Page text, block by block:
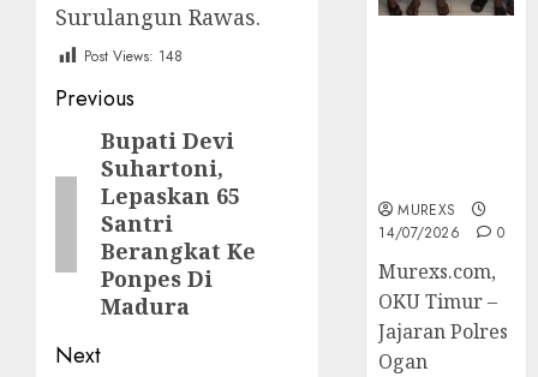
Surulangun Rawas.
Post Views: 148
Post
navigation
Previous
Previous
post:
Bupati Devi
Suhartoni,
Lepaskan 65
Santri
Berangkat Ke
Ponpes Di
Madura
Next
MUREXS
14/07/2026
0
Murexs.com,
OKU Timur –
Jajaran Polres
Ogan